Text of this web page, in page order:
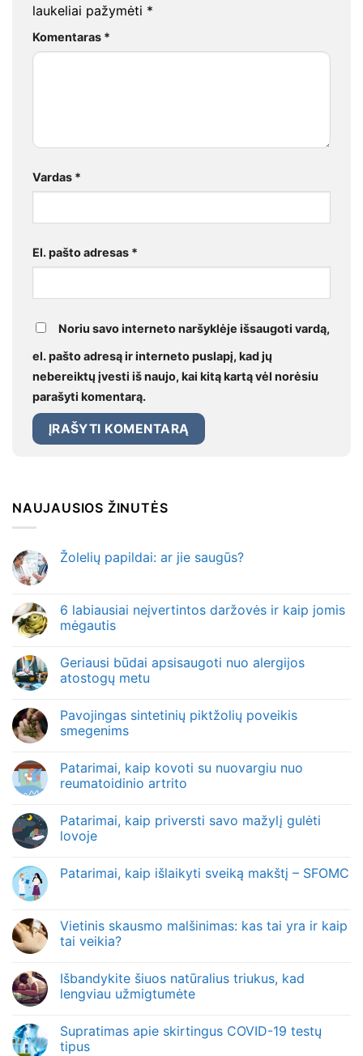
laukeliai pažymėti *
Komentaras *
Vardas *
El. pašto adresas *
Noriu savo interneto naršyklėje išsaugoti vardą,
el. pašto adresą ir interneto puslapį, kad jų
nebereiktų įvesti iš naujo, kai kitą kartą vėl norėsiu
parašyti komentarą.
NAUJAUSIOS ŽINUTĖS
Žolelių papildai: ar jie saugūs?
6 labiausiai neįvertintos daržovės ir kaip jomis
mėgautis
Geriausi būdai apsisaugoti nuo alergijos
atostogų metu
Pavojingas sintetinių piktžolių poveikis
smegenims
Patarimai, kaip kovoti su nuovargiu nuo
reumatoidinio artrito
Patarimai, kaip priversti savo mažylį gulėti
lovoje
Patarimai, kaip išlaikyti sveiką makštį – SFOMC
Vietinis skausmo malšinimas: kas tai yra ir kaip
tai veikia?
Išbandykite šiuos natūralius triukus, kad
lengviau užmigtumėte
Supratimas apie skirtingus COVID-19 testų
tipus